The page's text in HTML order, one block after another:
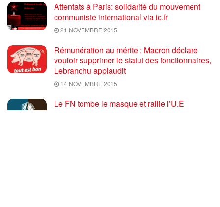
Attentats à Paris: solidarité du mouvement
communiste international via ic.fr
21 NOVEMBRE 2015
Rémunération au mérite : Macron déclare
vouloir supprimer le statut des fonctionnaires,
Lebranchu applaudit
14 NOVEMBRE 2015
Le FN tombe le masque et rallie l’U.E